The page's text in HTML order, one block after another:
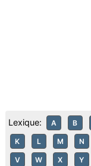
Lexique: A B
K L M N
V W X Y